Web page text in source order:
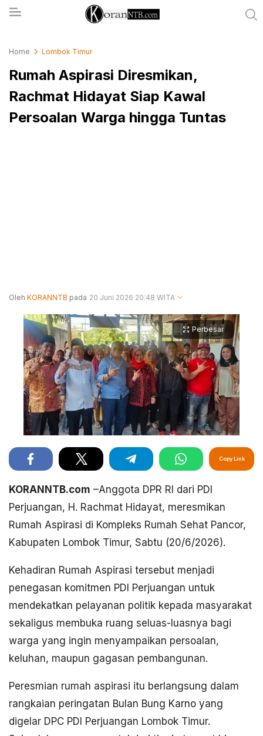
Home Lombok Timur
Rumah Aspirasi Diresmikan,
Rachmat Hidayat Siap Kawal
Persoalan Warga hingga Tuntas
Oleh KORANNTB pada 20 Juni 2026 20:48 WITA
Perbesar
Copy Link
KORANNTB.com –Anggota DPR RI dari PDI
Perjuangan, H. Rachmat Hidayat, meresmikan
Rumah Aspirasi di Kompleks Rumah Sehat Pancor,
Kabupaten Lombok Timur, Sabtu (20/6/2026).
Kehadiran Rumah Aspirasi tersebut menjadi
penegasan komitmen PDI Perjuangan untuk
mendekatkan pelayanan politik kepada masyarakat
sekaligus membuka ruang seluas-luasnya bagi
warga yang ingin menyampaikan persoalan,
keluhan, maupun gagasan pembangunan.
Peresmian rumah aspirasi itu berlangsung dalam
rangkaian peringatan Bulan Bung Karno yang
digelar DPC PDI Perjuangan Lombok Timur.